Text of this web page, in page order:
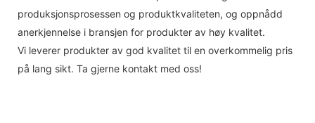
produksjonsprosessen og produktkvaliteten, og oppnådd
anerkjennelse i bransjen for produkter av høy kvalitet.
Vi leverer produkter av god kvalitet til en overkommelig pris
på lang sikt. Ta gjerne kontakt med oss!